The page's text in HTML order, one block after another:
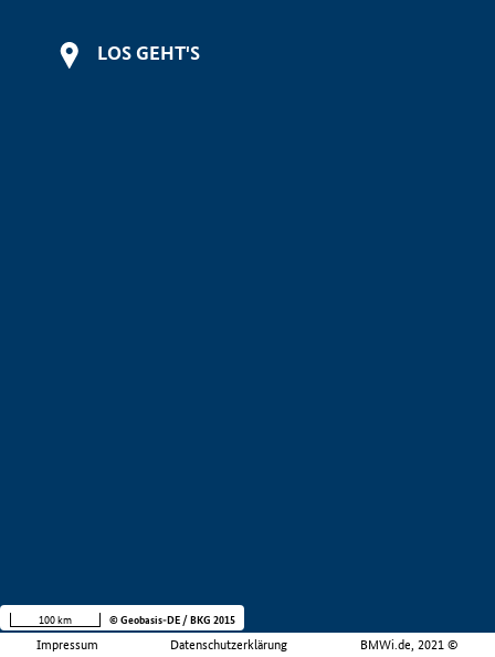
LOS GEHT'S
Impressum Datenschutzerklärung BMWi.de, 2021 ©
100 km © Geobasis-DE / BKG 2015